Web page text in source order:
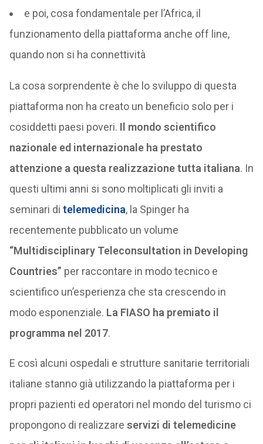
e poi, cosa fondamentale per l’Africa, il
funzionamento della piattaforma anche off line,
quando non si ha connettività
La cosa sorprendente è che lo sviluppo di questa
piattaforma non ha creato un beneficio solo per i
cosiddetti paesi poveri. Il mondo scientifico
nazionale ed internazionale ha prestato
attenzione a questa realizzazione tutta italiana. In
questi ultimi anni si sono moltiplicati gli inviti a
seminari di telemedicina, la Spinger ha
recentemente pubblicato un volume
“Multidisciplinary Teleconsultation in Developing
Countries” per raccontare in modo tecnico e
scientifico un’esperienza che sta crescendo in
modo esponenziale. La FIASO ha premiato il
programma nel 2017.
E così alcuni ospedali e strutture sanitarie territoriali
italiane stanno già utilizzando la piattaforma per i
propri pazienti ed operatori nel mondo del turismo ci
propongono di realizzare servizi di telemedicine